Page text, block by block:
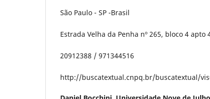
São Paulo - SP -Brasil
Estrada Velha da Penha nº 265, bloco 4 apto
20912388 / 971344516
http://buscatextual.cnpq.br/buscatextual/